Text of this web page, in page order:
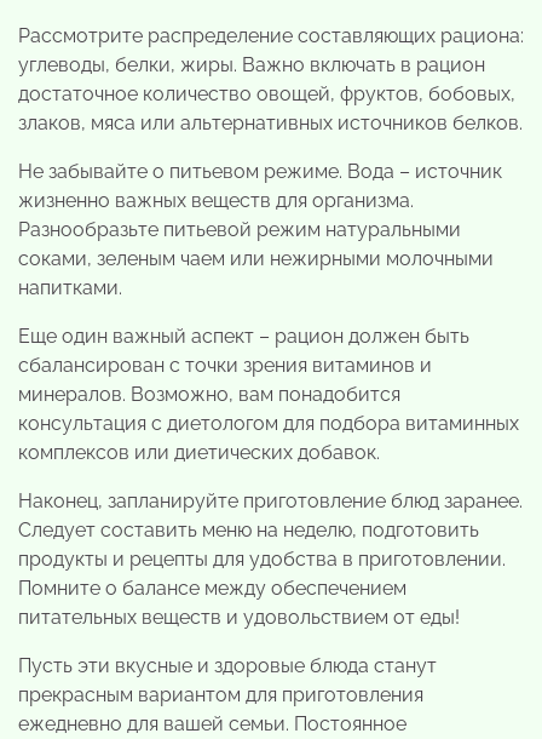
Рассмотрите распределение составляющих рациона:
углеводы, белки, жиры. Важно включать в рацион
достаточное количество овощей, фруктов, бобовых,
злаков, мяса или альтернативных источников белков.
Не забывайте о питьевом режиме. Вода – источник
жизненно важных веществ для организма.
Разнообразьте питьевой режим натуральными
соками, зеленым чаем или нежирными молочными
напитками.
Еще один важный аспект – рацион должен быть
сбалансирован с точки зрения витаминов и
минералов. Возможно, вам понадобится
консультация с диетологом для подбора витаминных
комплексов или диетических добавок.
Наконец, запланируйте приготовление блюд заранее.
Следует составить меню на неделю, подготовить
продукты и рецепты для удобства в приготовлении.
Помните о балансе между обеспечением
питательных веществ и удовольствием от еды!
Пусть эти вкусные и здоровые блюда станут
прекрасным вариантом для приготовления
ежедневно для вашей семьи. Постоянное